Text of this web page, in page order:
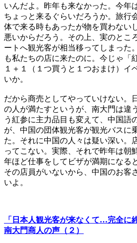
いんだよ。昨年も来なかった。今年
ちょっと来るぐらいだろうか。旅行
体で来る時もあったが物を買わない
悪いからだろう。その上、実のとこ
ートへ観光客が相当移ってしまった
も私たちの店に来たのに。今じゃ「
１＋１（１つ買うと１つおまけ）イ
いか。
だから商売としてやっていけない。
の人が満たすというが、南大門は違
う紅参に主力品目も変えて、中国語
が、中国の団体観光客が観光バスに
た。それに中国の人々は疑い深い。
ってこない。実際、それで昨年は朝
年ほど仕事をしてビザが満期になる
その店員がいないから、中国のお客
いよ。
「日本人観光客が来なくて…完全に
南大門商人の声（２）